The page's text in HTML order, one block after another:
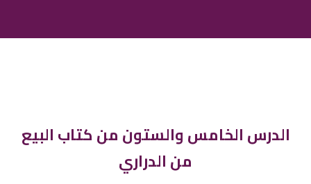
الدرس الخامس والستون من كتاب البيع
من الدراري